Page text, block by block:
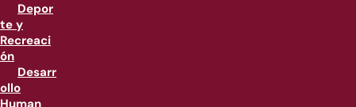
Depor
te y
Recreaci
ón
Desarr
ollo
Human